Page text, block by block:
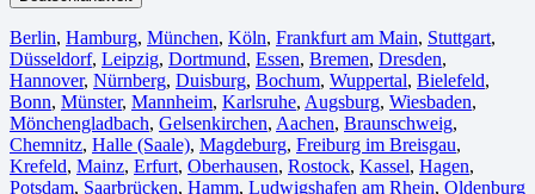
Berlin⁠, Hamburg, München, Köln⁠, Frankfurt am Main, Stuttgart,
Düsseldorf, Leipzig, Dortmund, Essen, Bremen, Dresden,
Hannover, Nürnberg, Duisburg⁠, Bochum, Wuppertal⁠, Bielefeld⁠,
Bonn⁠, Münster⁠, Mannheim, Karlsruhe, Augsburg, Wiesbaden⁠,
Mönchengladbach⁠, Gelsenkirchen⁠, Aachen⁠, Braunschweig,
Chemnitz⁠, Halle (Saale)⁠, Magdeburg, Freiburg im Breisgau⁠,
Krefeld⁠, Mainz⁠, Erfurt, Oberhausen⁠, Rostock⁠, Kassel⁠, Hagen,
Potsdam, Saarbrücken⁠, Hamm, Ludwigshafen am Rhein⁠, Oldenburg